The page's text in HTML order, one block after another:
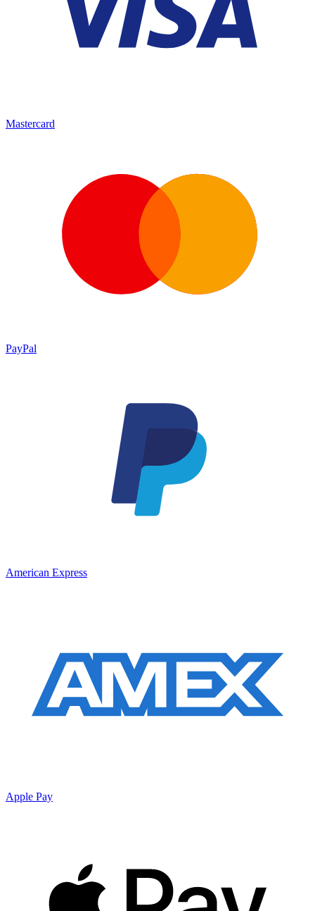
Mastercard
PayPal
American Express
Apple Pay